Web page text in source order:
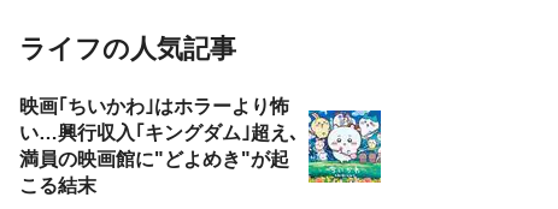
ライフの人気記事
映画｢ちいかわ｣はホラーより怖
い…興行収入｢キングダム｣超え､
満員の映画館に"どよめき"が起
こる結末